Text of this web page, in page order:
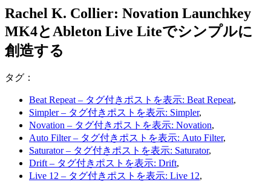
Rachel K. Collier: Novation Launchkey
MK4とAbleton Live Liteでシンプルに
創造する
タグ：
Beat Repeat– タグ付きポストを表示: Beat Repeat,
Simpler– タグ付きポストを表示: Simpler,
Novation – タグ付きポストを表示: Novation,
Auto Filter– タグ付きポストを表示: Auto Filter,
Saturator– タグ付きポストを表示: Saturator,
Drift– タグ付きポストを表示: Drift,
Live 12 – タグ付きポストを表示: Live 12,